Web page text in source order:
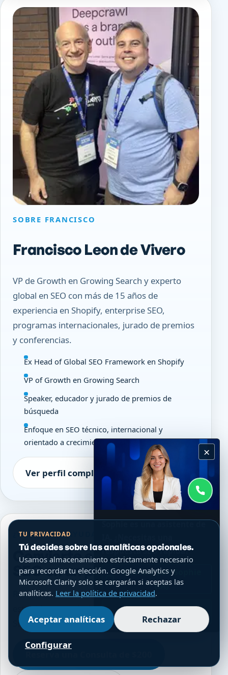
SOBRE FRANCISCO
Francisco Leon de Vivero
VP de Growth en Growing Search y experto
global en SEO con más de 15 años de
experiencia en Shopify, enterprise SEO,
programas internacionales, jurado de premios
y conferencias.
Ex Head of Global SEO Framework en Shopify
VP of Growth en Growing Search
Speaker, educador y jurado de premios de
búsqueda
Enfoque en SEO técnico, internacional y
orientado a crecimiento
Ver perfil completo
¿NECESITAS AYUDA EXPERTA?
Convierte estos insights
SEO en un plan de acción.
Reserva una hora enfocada si quieres convertir
estas ideas en prioridades claras y progreso
SEO medible.
TU PRIVACIDAD
Tú decides sobre las analíticas opcionales.
Usamos almacenamiento estrictamente necesario
para recordar tu elección. Google Analytics y
Microsoft Clarity solo se cargarán si aceptas las
analíticas. Leer la política de privacidad.
Aceptar analíticas Rechazar
Configurar
×
respuesta SEO rápida?
Chatear con Sophie
(IA)